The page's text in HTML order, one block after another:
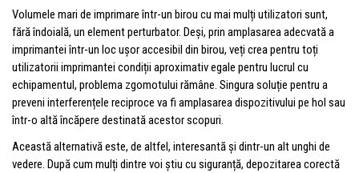
Volumele mari de imprimare într-un birou cu mai mulți utilizatori sunt,
fără îndoială, un element perturbator. Deși, prin amplasarea adecvată a
imprimantei într-un loc ușor accesibil din birou, veți crea pentru toți
utilizatorii imprimantei condiții aproximativ egale pentru lucrul cu
echipamentul, problema zgomotului rămâne. Singura soluție pentru a
preveni interferențele reciproce va fi amplasarea dispozitivului pe hol sau
într-o altă încăpere destinată acestor scopuri.
Această alternativă este, de altfel, interesantă și dintr-un alt unghi de
vedere. După cum mulți dintre voi știu cu siguranță, depozitarea corectă